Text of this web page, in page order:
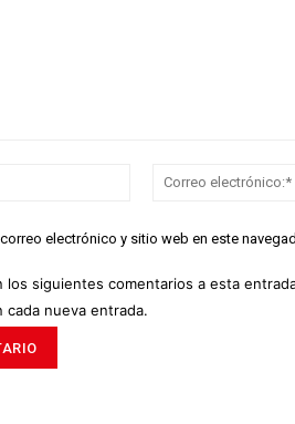
Nombre:*
electrónico y sitio web en este
los siguientes comentarios a esta
cada nueva entrada.